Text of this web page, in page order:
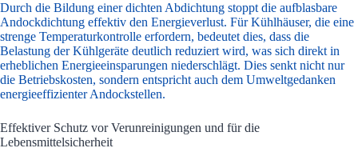
Durch die Bildung einer dichten Abdichtung stoppt die aufblasbare
Andockdichtung effektiv den Energieverlust. Für Kühlhäuser, die eine
strenge Temperaturkontrolle erfordern, bedeutet dies, dass die
Belastung der Kühlgeräte deutlich reduziert wird, was sich direkt in
erheblichen Energieeinsparungen niederschlägt. Dies senkt nicht nur
die Betriebskosten, sondern entspricht auch dem Umweltgedanken
energieeffizienter Andockstellen.
Effektiver Schutz vor Verunreinigungen und für die
Lebensmittelsicherheit